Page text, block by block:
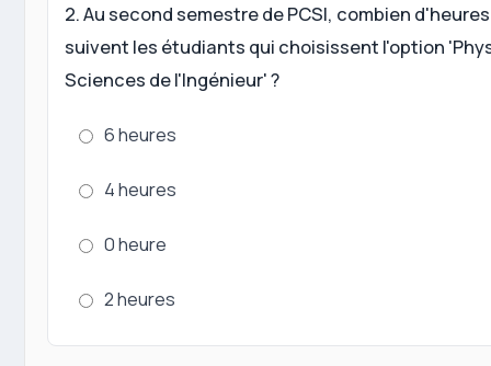
2. Au second semestre de PCSI, combien
suivent les étudiants qui choisissent l'option
Sciences de l'Ingénieur' ?
6 heures
4 heures
0 heure
2 heures